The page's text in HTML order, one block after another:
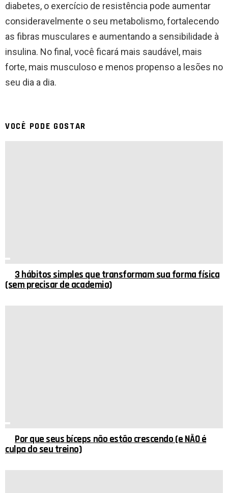
diabetes, o exercício de resistência pode aumentar
consideravelmente o seu metabolismo, fortalecendo
as fibras musculares e aumentando a sensibilidade à
insulina. No final, você ficará mais saudável, mais
forte, mais musculoso e menos propenso a lesões no
seu dia a dia.
VOCÊ PODE GOSTAR
3 hábitos simples que transformam sua forma física
(sem precisar de academia)
Por que seus bíceps não estão crescendo (e NÃO é
culpa do seu treino)